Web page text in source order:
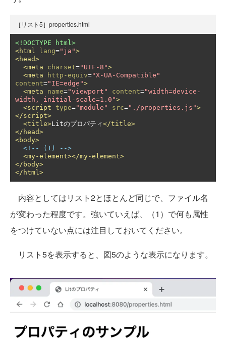
［リスト5］properties.html
<!DOCTYPE html>
<html
lang="ja">
<head>
<meta
charset="UTF-8">
<meta
http-equiv="X-UA-Compatible"
content="IE=edge">
<meta
name="viewport" content="width=device-
width, initial-scale=1.0">
<script type="module" src="./properties.js">
</script>
<title>Litのプロパティ</title>
</head>
<body>
<!-- (1) -->
<my-element></my-element>
</body>
</html>
内容としてはリスト2とほとんど同じで、ファイル名
が変わった程度です。強いていえば、（1）で何も属性
をつけていない点には注目しておいてください。
リスト5を表示すると、図5のような表示になります。